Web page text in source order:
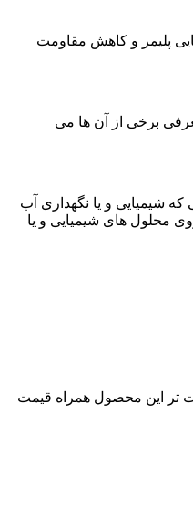
پلیمر و کاهش مقاومت
برخی از آن ها می
که شیمیایی و یا نگهداری آب
محلول های شیمیایی و یا
با کیفیت تر این محصول همراه قیمت